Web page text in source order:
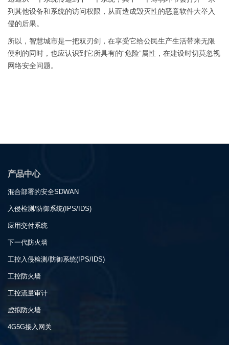
列其他设备和系统的访问权限，从而造成毁灭性的恶意软件大举入
侵的后果。
所以，智慧城市是一把双刃剑，在享受它给公民生产生活带来无限
便利的同时，也应认识到它所具有的“危险”属性，在建设时切莫忽视
网络安全问题。
产品中心
混合部署的安全SDWAN
入侵检测/防御系统(IPS/IDS)
应用交付系统
下一代防火墙
工控入侵检测/防御系统(IPS/IDS)
工控防火墙
工控流量审计
虚拟防火墙
4G5G接入网关